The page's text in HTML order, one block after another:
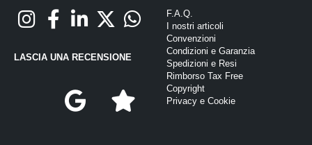
LASCIA UNA RECENSIONE
F.A.Q.
I nostri articoli
Convenzioni
Condizioni e Garanzia
Spedizioni e Resi
Rimborso Tax Free
Copyright
Privacy e Cookie